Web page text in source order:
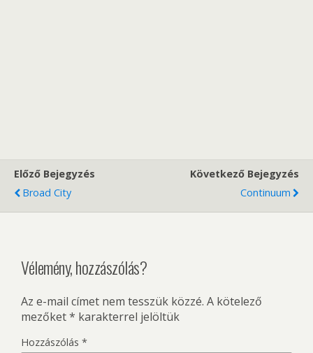
Előző Bejegyzés
Broad City
Következő Bejegyzés
Continuum
Vélemény, hozzászólás?
Az e-mail címet nem tesszük közzé. A kötelező
mezőket* karakterrel jelöltük
Hozzászólás *